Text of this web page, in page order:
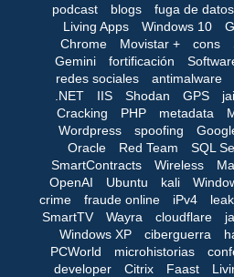
podcast
blogs fuga de datos
Living Apps
Windows 10
Chrome
Movistar + cons
Gemini
fortificación
redes sociales
antimalware
.NET
IIS Shodan GPS
Cracking
PHP metadata
Wordpress
spoofing
Oracle
Red Team
SQL
SmartContracts
Wireless
OpenAI
Ubuntu kali
crime
fraude online iPv4 leak
SmartTV
Wayra cloudflare
Windows XP
ciberguerra
PCWorld
microhistorias
developer
Citrix Faast